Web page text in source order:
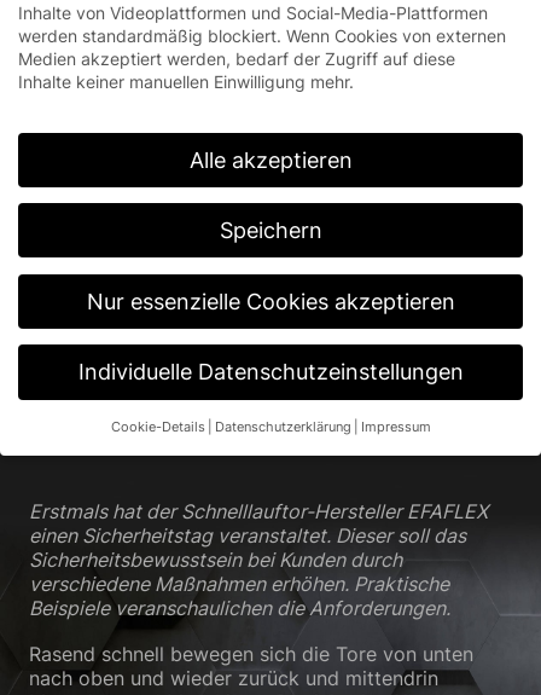
EFAFLEX-
Sicherheitstag
stärkt
Bewusstsein für
Sicherung am
Tor bei Kunden
Erstmals hat der Schnelllauftor-Hersteller EFAFLEX
einen Sicherheitstag veranstaltet. Dieser soll das
Sicherheitsbewusstsein bei Kunden durch
verschiedene Maßnahmen erhöhen. Praktische
Beispiele veranschaulichen die Anforderungen.
Rasend schnell bewegen sich die Tore von unten
nach oben und wieder zurück und mittendrin
Inhalte von Videoplattformen und Social-Media-Plattformen
werden standardmäßig blockiert. Wenn Cookies von externen
Medien akzeptiert werden, bedarf der Zugriff auf diese
Inhalte keiner manuellen Einwilligung mehr.
Alle akzeptieren
Speichern
Nur essenzielle Cookies akzeptieren
Individuelle Datenschutzeinstellungen
Cookie-Details Datenschutzerklärung Impressum
Datenschutzeinstellungen
freiwilligen Diensten geben möchten, müssen Sie Ihre
Erziehungsberechtigten um Erlaubnis bitten.
Wir verwenden Cookies und andere Technologien auf unserer
Website. Einige von ihnen sind essenziell, während andere uns
helfen, diese Website und Ihre Erfahrung zu verbessern.
Personenbezogene Daten können verarbeitet werden (z. B. IP-
Adressen), z. B. für personalisierte Anzeigen und Inhalte oder
Anzeigen- und Inhaltsmessung. Weitere Informationen über die